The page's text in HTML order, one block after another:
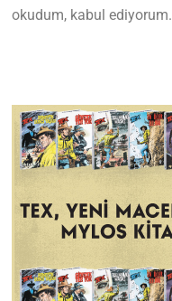
okudum, kabul ediyorum.